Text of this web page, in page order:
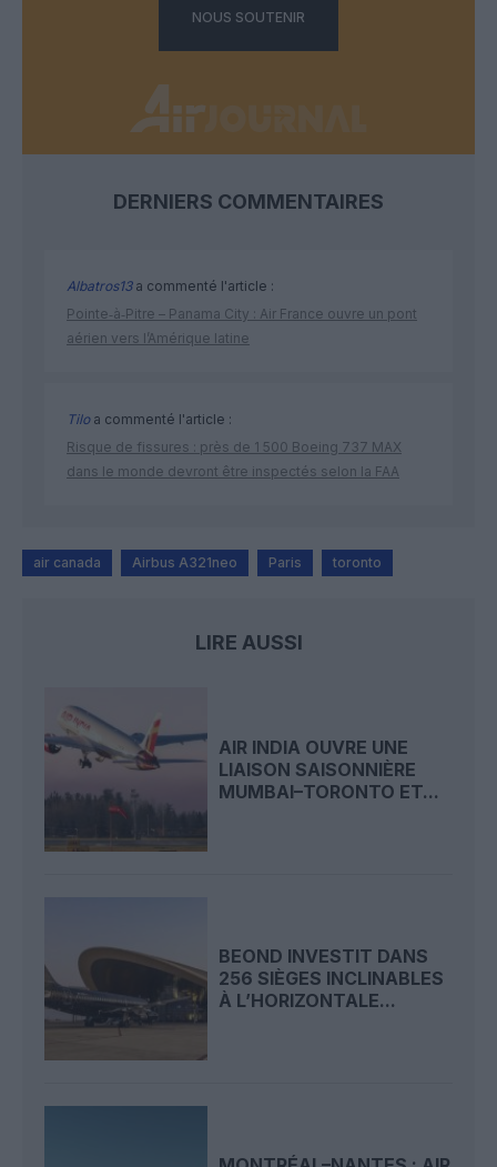
NOUS SOUTENIR
DERNIERS COMMENTAIRES
Albatros13a commenté l'article :
Pointe‑à‑Pitre – Panama City : Air France ouvre un pont
aérien vers l’Amérique latine
Tiloa commenté l'article :
Risque de fissures : près de 1 500 Boeing 737 MAX
dans le monde devront être inspectés selon la FAA
air canada Airbus A321neo Paris toronto
LIRE AUSSI
AIR INDIA OUVRE UNE
LIAISON SAISONNIÈRE
MUMBAI–TORONTO ET...
BEOND INVESTIT DANS
256 SIÈGES INCLINABLES
À L’HORIZONTALE...